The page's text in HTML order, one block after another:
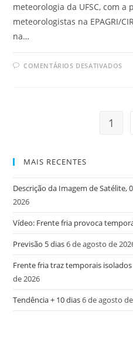
meteorologia da UFSC, com
meteorologistas na EPAGRI/
na…
COMENTÁRIOS DESATIVADOS
1
MAIS RECENTES
Descrição da Imagem de Satélite,
2026
Vídeo: Frente fria provoca
Previsão 5 dias6 de agosto de
Frente fria traz temporais
de 2026
Tendência + 10 dias6 de agosto